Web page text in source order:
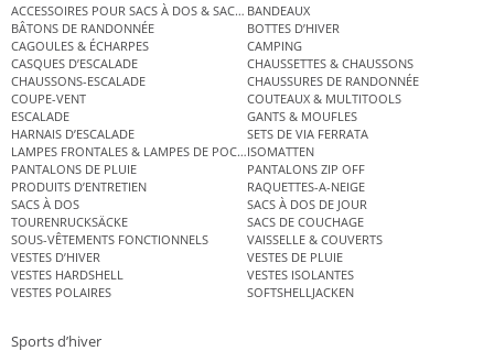
ACCESSOIRES POUR SACS À DOS & SACS ÉTANCHES
BANDEAUX
BÂTONS DE RANDONNÉE
BOTTES D’HIVER
CAGOULES & ÉCHARPES
CAMPING
CASQUES D’ESCALADE
CHAUSSETTES & CHAUSSONS
CHAUSSONS-ESCALADE
CHAUSSURES DE RANDONNÉE
COUPE-VENT
COUTEAUX & MULTITOOLS
ESCALADE
GANTS & MOUFLES
HARNAIS D’ESCALADE
SETS DE VIA FERRATA
LAMPES FRONTALES & LAMPES DE POCHEISOMATTEN
PANTALONS DE PLUIE
PANTALONS ZIP OFF
PRODUITS D’ENTRETIEN
RAQUETTES-A-NEIGE
SACS À DOS
SACS À DOS DE JOUR
TOURENRUCKSÄCKE
SACS DE COUCHAGE
SOUS-VÊTEMENTS FONCTIONNELS
VAISSELLE & COUVERTS
VESTES D’HIVER
VESTES DE PLUIE
VESTES HARDSHELL
VESTES ISOLANTES
VESTES POLAIRES
SOFTSHELLJACKEN
Sports d’hiver